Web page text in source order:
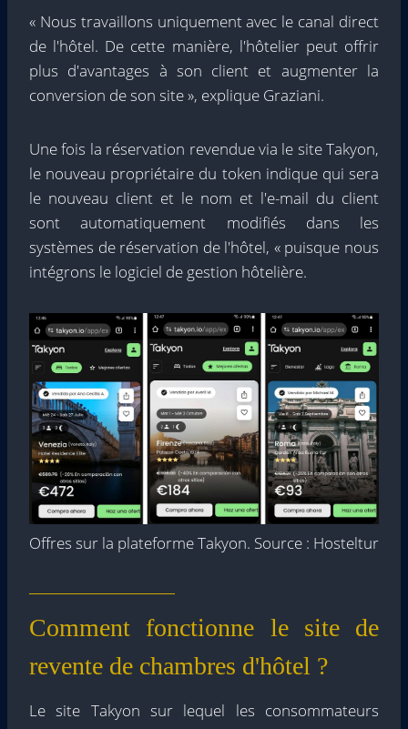
« Nous travaillons uniquement avec le canal direct
de l'hôtel. De cette manière, l'hôtelier peut offrir
plus d'avantages à son client et augmenter la
conversion de son site », explique Graziani.
Une fois la réservation revendue via le site Takyon,
le nouveau propriétaire du token indique qui sera
le nouveau client et le nom et l'e-mail du client
sont automatiquement modifiés dans les
systèmes de réservation de l'hôtel, « puisque nous
intégrons le logiciel de gestion hôtelière.
Offres sur la plateforme Takyon. Source : Hosteltur
Comment fonctionne le site de
revente de chambres d'hôtel ?
Le site Takyon sur lequel les consommateurs